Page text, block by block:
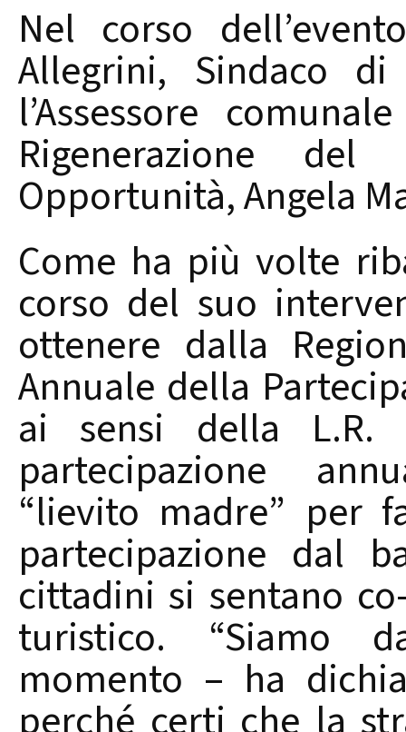
Nel corso
Allegrini, Sindaco
l’Assessore
Rigenerazione
Opportunità, Angela
Come ha più volte
corso del suo
ottenere dalla
Annuale della
ai sensi della L.R.
partecipazione
“lievito madre” per
partecipazione dal
cittadini si sentano
turistico. “Siamo
momento – ha